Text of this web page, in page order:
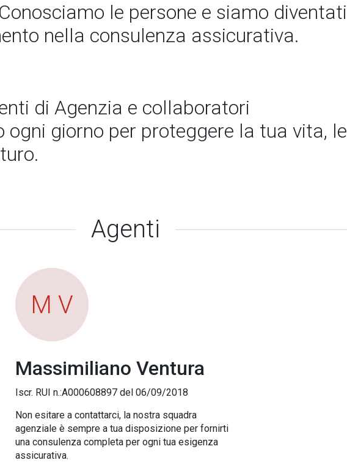
le persone e siamo diventati
nella consulenza assicurativa.
di Agenzia e collaboratori
giorno per proteggere la tua vita, le
Agenti
M V
Massimiliano Ventura
Iscr. RUI n.:A000608897 del 06/09/2018
Non esitare a contattarci, la nostra squadra
agenziale è sempre a tua disposizione per fornirti
una consulenza completa per ogni tua esigenza
assicurativa.